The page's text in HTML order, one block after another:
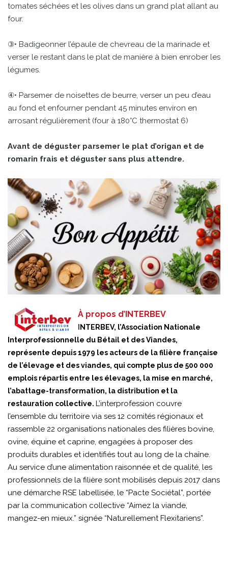
tomates séchées et les olives dans un grand plat allant au
four.
③• Badigeonner l’épaule de chevreau de la marinade et
verser le restant dans le plat de manière à bien enrober les
légumes.
④• Parsemer de noisettes de beurre, verser un peu d’eau
au fond et enfourner pendant 45 minutes environ en
arrosant régulièrement (four à 180°C thermostat 6)
Avant de déguster parsemer le plat d’origan et de
romarin frais et déguster sans plus attendre.
À propos d’INTERBEV
NTERBEV, l’Association Nationale
Interprofessionnelle du Bétail et des Viandes,
représente depuis 1979 les acteurs de la filière française
de l’élevage et des viandes, qui compte plus de 500 000
emplois répartis entre les élevages, la mise en marché,
l’abattage-transformation, la distribution et la
restauration collective. L’interprofession couvre
l’ensemble du territoire via ses 12 comités régionaux et
rassemble 22 organisations nationales des filières bovine,
ovine, équine et caprine, engagées à proposer des
produits durables et identifiés tout au long de la chaîne.
Au service d’une alimentation raisonnée et de qualité, les
professionnels de la filière sont mobilisés depuis 2017 dans
une démarche RSE labellisée, le “Pacte Sociétal”, portée
par la communication collective “Aimez la viande,
mangez-en mieux.” signée “Naturellement Flexitariens”.